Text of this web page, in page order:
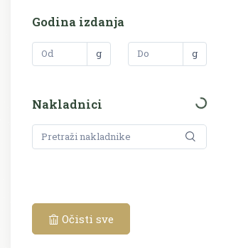
Godina izdanja
g g
Nakladnici
Očisti sve